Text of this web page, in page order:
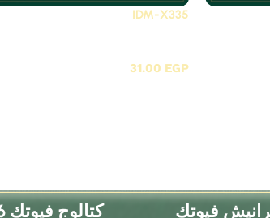
IDM-X335
31.00 EGP
فيوتك كتالوج فيوتك 2026